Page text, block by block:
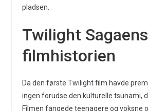
pladsen.
Twilight
filmhistorien
Da den første Twilight film havde
ingen forudse den kulturelle tsunami,
Filmen fangede teenagere og voksne